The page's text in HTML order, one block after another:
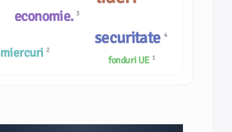
fonduri UE 1
economie. 3
miercuri 2
securitate 4